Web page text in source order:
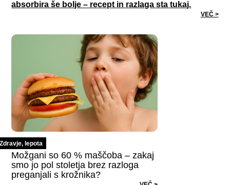
absorbira še bolje – recept in razlaga sta tukaj.
VEČ >
Zdravje, lepota
Možgani so 60 % maščoba – zakaj
smo jo pol stoletja brez razloga
preganjali s krožnika?